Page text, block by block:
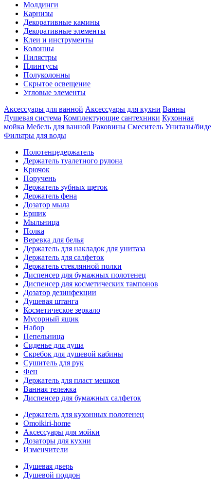
Молдинги
Карнизы
Декоративные камины
Декоративные элементы
Клеи и инструменты
Колонны
Пилястры
Плинтусы
Полуколонны
Скрытое освещение
Угловые элементы
Аксессуары для ванной Аксессуары для кухни Ванны
Душевая система Комплектующие сантехники Кухонная
мойка Мебель для ванной Раковины Смеситель Унитазы/биде
Фильтры для воды
Полотенцедержатель
Держатель туалетного рулона
Крючок
Поручень
Держатель зубных щеток
Держатель фена
Дозатор мыла
Eршик
Мыльница
Полка
Веревка для белья
Держатель для накладок для унитаза
Держатель для салфеток
Держатель стеклянной полки
Диспенсер для бумажных полотенец
Диспенсер для косметических тампонов
Дозатор дезинфекции
Душевая штанга
Косметическое зеркало
Мусорный ящик
Набор
Пепельница
Сиденье для душа
Скребок для душевой кабины
Сушитель для рук
Фен
Держатель для пласт мешков
Ванная тележка
Диспенсер для бумажных салфеток
Держатель для кухонных полотенец
Omoikiri-home
Аксессуары для мойки
Дозаторы для кухни
Изменчители
Душевая дверь
Душевой поддон